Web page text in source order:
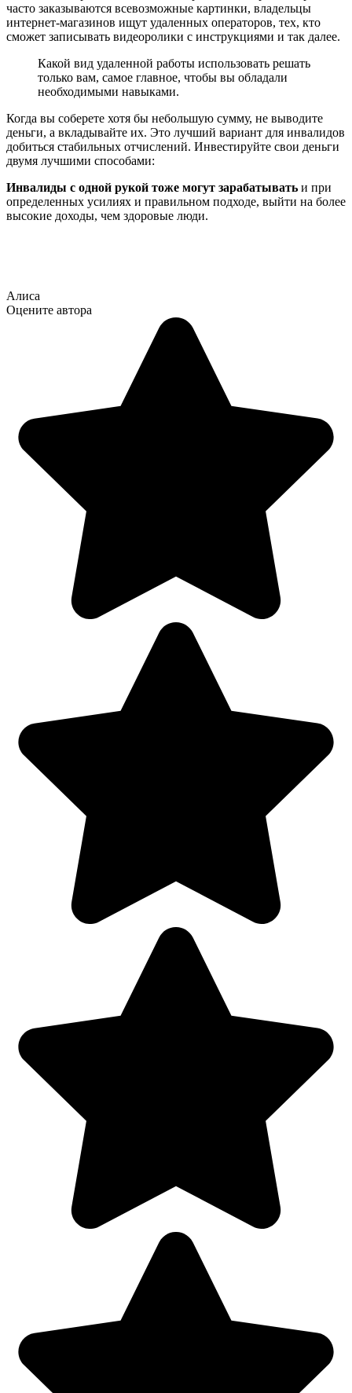
часто заказываются всевозможные картинки, владельцы
интернет-магазинов ищут удаленных операторов, тех, кто
сможет записывать видеоролики с инструкциями и так далее.
Какой вид удаленной работы использовать решать
только вам, самое главное, чтобы вы обладали
необходимыми навыками.
Когда вы соберете хотя бы небольшую сумму, не выводите
деньги, а вкладывайте их. Это лучший вариант для инвалидов
добиться стабильных отчислений. Инвестируйте свои деньги
двумя лучшими способами:
Инвалиды с одной рукой тоже могут зарабатывать и при
определенных усилиях и правильном подходе, выйти на более
высокие доходы, чем здоровые люди.
Алиса
Оцените автора